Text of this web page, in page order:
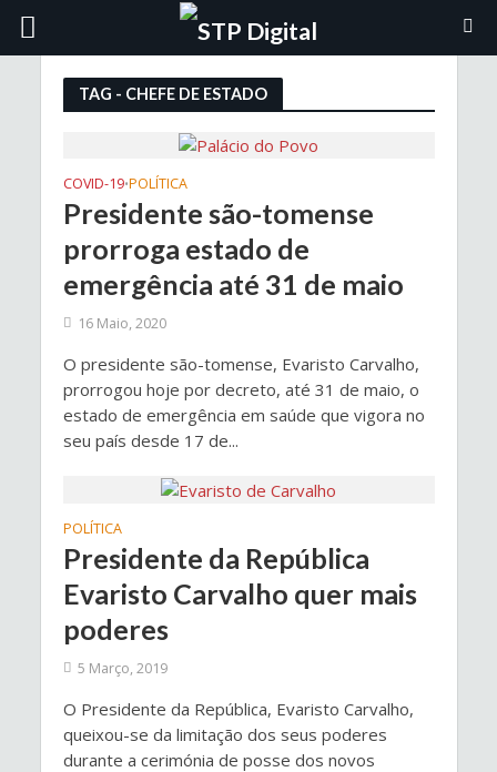
TAG - CHEFE DE ESTADO
COVID-19•POLÍTICA
Presidente são-tomense
prorroga estado de
emergência até 31 de maio
16 Maio, 2020
O presidente são-tomense, Evaristo Carvalho,
prorrogou hoje por decreto, até 31 de maio, o
estado de emergência em saúde que vigora no
seu país desde 17 de...
POLÍTICA
Presidente da República
Evaristo Carvalho quer mais
poderes
5 Março, 2019
O Presidente da República, Evaristo Carvalho,
queixou-se da limitação dos seus poderes
durante a cerimónia de posse dos novos